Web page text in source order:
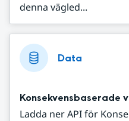
denna vägled...
Data
Konsekvensbaserade
Ladda ner API för